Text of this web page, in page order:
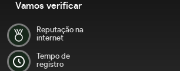
Vamos verificar
Reputação na
internet
Tempo de
registro